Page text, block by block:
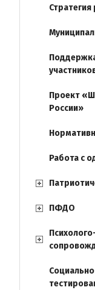
Проект
России»
Работа с
ПФДО